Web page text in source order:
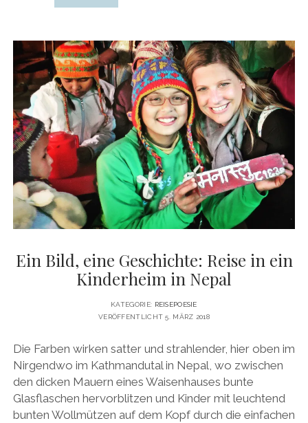
BILD,
MASSAI-
HOCHZEIT
IN
TANSANIA
Ein Bild, eine Geschichte: Reise in ein
Kinderheim in Nepal
KATEGORIE: REISEPOESIE
VERÖFFENTLICHT 5. MÄRZ 2018
Die Farben wirken satter und strahlender, hier oben im
Nirgendwo im Kathmandutal in Nepal, wo zwischen
den dicken Mauern eines Waisenhauses bunte
Glasflaschen hervorblitzen und Kinder mit leuchtend
bunten Wollmützen auf dem Kopf durch die einfachen